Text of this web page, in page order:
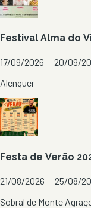
Festival Alma do
17/09/2026 — 20/09/
Alenquer
Festa de Verão
21/08/2026 — 25/08/
Sobral de Monte